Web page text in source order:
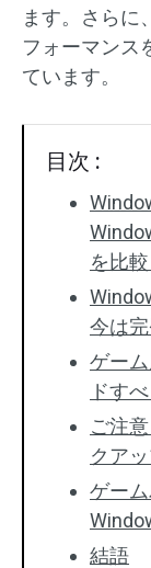
ます。さらに
フォーマンス
ています。
目次 :
を比
今は
ゲー
ドす
ご注
クア
ゲー
結語